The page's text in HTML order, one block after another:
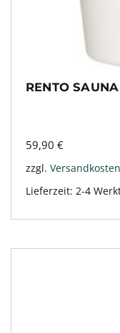
RENTO
59,90 €
zzgl. Versandkosten
Lieferzeit: 2-4